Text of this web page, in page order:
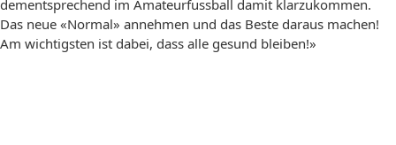
dementsprechend im Amateurfussball damit klarzukommen.
Das neue «Normal» annehmen und das Beste daraus machen!
Am wichtigsten ist dabei, dass alle gesund bleiben!»